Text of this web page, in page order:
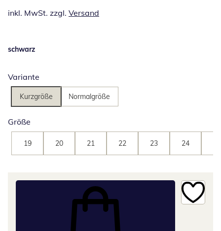
inkl. MwSt. zzgl. Versand
schwarz
Variante
Kurzgröße Normalgröße
Größe
19 20 21 22 23 24